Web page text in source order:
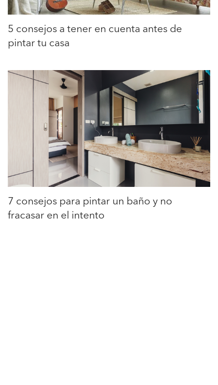
5 consejos a tener en cuenta antes de
pintar tu casa
7 consejos para pintar un baño y no
fracasar en el intento